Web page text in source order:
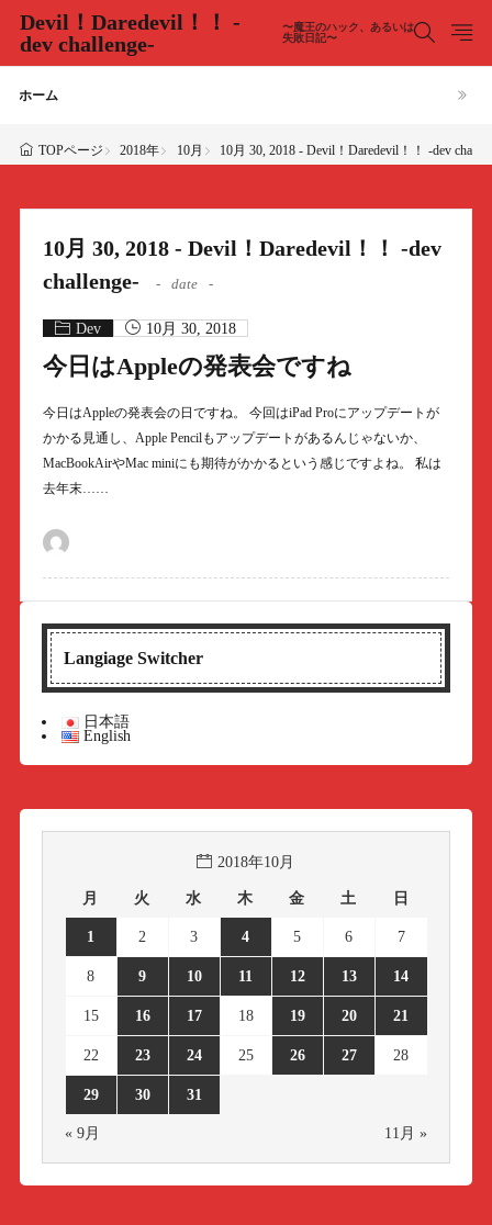
Devil！Daredevil！！ -
dev challenge-
〜魔王のハック、あるいは
失敗日記〜
ホーム
TOPページ 2018年 10月 10月 30, 2018 - Devil！Daredevil！！ -dev
10月 30, 2018 - Devil！Daredevil！！ -dev
challenge-
date
Dev 10月 30, 2018
今日はAppleの発表会ですね
今日はAppleの発表会の日ですね。 今回はiPad Proにアップデートが
かかる見通し、Apple Pencilもアップデートがあるんじゃないか、
MacBookAirやMac miniにも期待がかかるという感じですよね。 私は
去年末……
Langiage Switcher
日本語
English
2018年10月
月 火 水 木 金 土 日
1 2 3 4 5 6 7
8 9 10 11 12 13 14
15 16 17 18 19 20 21
22 23 24 25 26 27 28
29 30 31
« 9月 11月 »